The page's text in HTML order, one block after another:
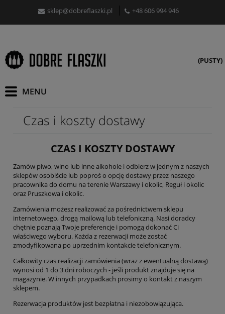
sklep@dobreflaszki.pl +48 606 994 946
(PUSTY)
Czas i koszty dostawy
CZAS I KOSZTY DOSTAWY
Zamów piwo, wino lub inne alkohole i odbierz w jednym z naszych
sklepów osobiście lub poproś o opcję dostawy przez naszego
pracownika do domu na terenie Warszawy i okolic, Reguł i okolic
oraz Pruszkowa i okolic.
Zamówienia możesz realizować za pośrednictwem sklepu
internetowego, drogą mailową lub telefoniczną. Nasi doradcy
chętnie poznają Twoje preferencje i pomogą dokonać Ci
właściwego wyboru. Każda z rezerwacji może zostać
zmodyfikowana po uprzednim kontakcie telefonicznym.
Całkowity czas realizacji zamówienia (wraz z ewentualną dostawą)
wynosi od 1 do 3 dni roboczych - jeśli produkt znajduje się na
magazynie. W innych przypadkach prosimy o kontakt z naszym
sklepem.
Rezerwacja produktów jest bezpłatna i niezobowiązująca.